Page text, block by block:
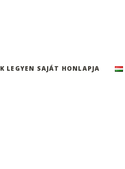
LEGYEN SAJÁT HONLAPJA